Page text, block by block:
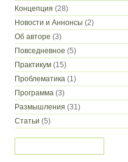
Концепция (28)
Новости и Аннонсы (2)
Об авторе (3)
Повседневное (5)
Практикум (15)
Проблематика (1)
Программа (3)
Размышления (31)
Статьи (5)